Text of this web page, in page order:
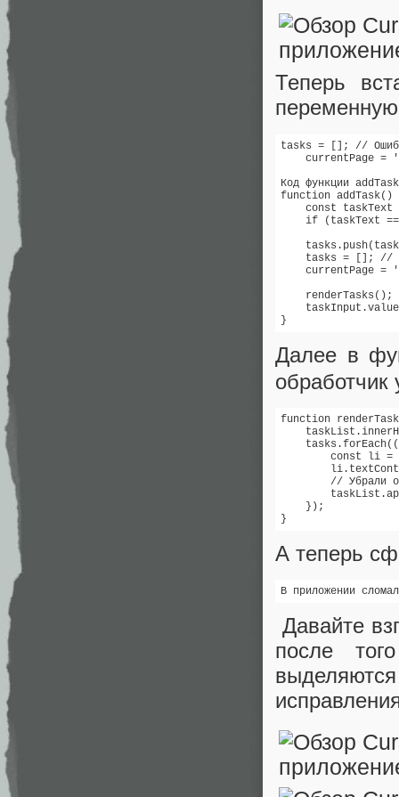
Теперь
tasks = []; //
currentPage =
Код функции
function addTask()
const taskText
if (taskText
tasks = []; //
currentPage =
    renderTasks();
}
Далее в
обработчик
function
const li =
// Убрали
    });
А теперь
В приложении
Давайте
после